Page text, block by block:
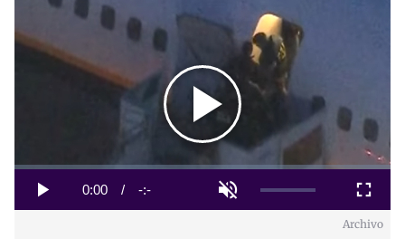
Play
Video
Play Unmute
Current
0:00 / Duration
-:-
Loaded:
Fullscreen
Archivo